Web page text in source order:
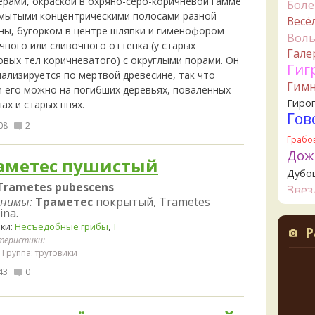
концентрическими полосами разной
бугорком в центре шляпки и гименофором
или сливочного оттенка (у старых
тел коричневатого) с округлыми порами. Он
по мертвой древесине, так что
его можно на погибших деревьях, поваленных
и старых пнях.
2
пушистый
pubescens
Траметес покрытый, Trametes
Несъедобные грибы Т
Группа: трутовики
0
15 часов
там
один
15
15